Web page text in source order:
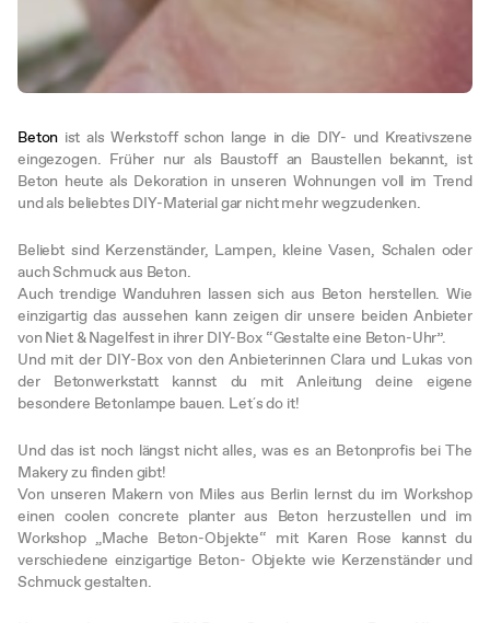
Beton ist als Werkstoff schon lange in die DIY- und Kreativszene
eingezogen. Früher nur als Baustoff an Baustellen bekannt, ist
Beton heute als Dekoration in unseren Wohnungen voll im Trend
und als beliebtes DIY-Material gar nicht mehr wegzudenken.
Beliebt sind Kerzenständer, Lampen, kleine Vasen, Schalen oder
auch Schmuck aus Beton.
Auch trendige Wanduhren lassen sich aus Beton herstellen. Wie
einzigartig das aussehen kann zeigen dir unsere beiden Anbieter
von Niet & Nagelfest in ihrer DIY-Box “Gestalte eine Beton-Uhr”.
Und mit der DIY-Box von den Anbieterinnen Clara und Lukas von
der Betonwerkstatt kannst du mit Anleitung deine eigene
besondere Betonlampe bauen. Let´s do it!
Und das ist noch längst nicht alles, was es an Betonprofis bei The
Makery zu finden gibt!
Von unseren Makern von Miles aus Berlin lernst du im Workshop
einen coolen concrete planter aus Beton herzustellen und im
Workshop „Mache Beton-Objekte“ mit Karen Rose kannst du
verschiedene einzigartige Beton- Objekte wie Kerzenständer und
Schmuck gestalten.